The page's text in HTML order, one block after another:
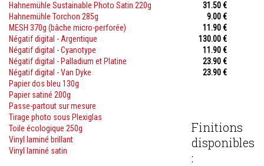
Hahnemühle Sustainable Photo Satin 220g
Hahnemühle Torchon 285g
MESH 370g (bâche micro-perforée)
Négatif digital - Argentique
Négatif digital - Cyanotype
Négatif digital - Palladium et Platine
Négatif digital - Van Dyke
31.50 €
Papier dos bleu 130g
9.00 €
Papier satiné 200g
11.90 €
Passe-partout sur mesure
Tirage photo sous Plexiglas
130.00 €
Toile écologique 250g
11.90 €
Vinyl laminé brillant
23.90 €
Vinyl laminé satin
23.90 €
Finitions
disponibles
: